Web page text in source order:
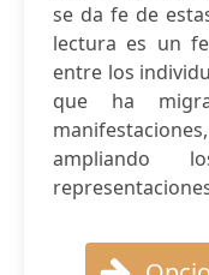
se da fe de
lectura es un
entre los
que ha
ampliando